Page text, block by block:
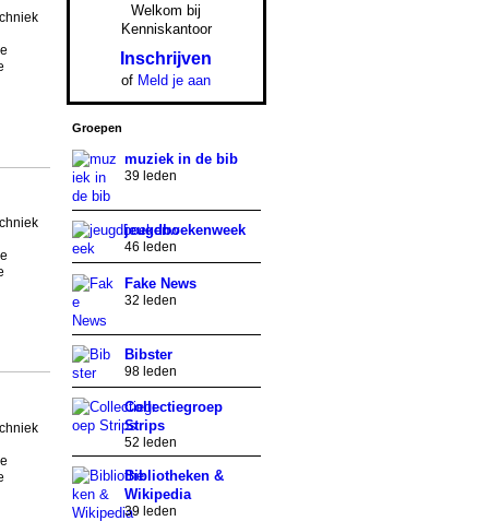
Welkom bij
Kenniskantoor
Inschrijven
of Meld je aan
Groepen
muziek in de bib
39 leden
jeugdboekenweek
46 leden
Fake News
32 leden
Bibster
98 leden
Collectiegroep
Strips
52 leden
Bibliotheken &
Wikipedia
39 leden